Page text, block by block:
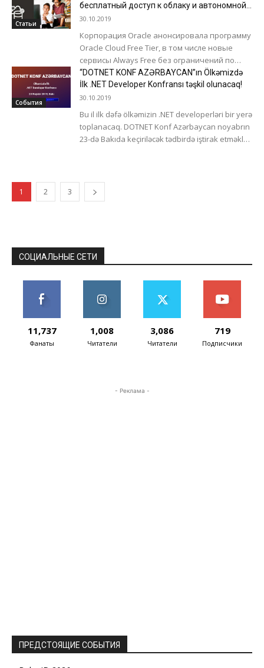
Университета. Компания Nar выделила
стипендию в размере 200 манатов на 2019-
2020 учебный...
Статьи
бесплатный доступ к облаку и автономной
базе данных
30.10.2019
Корпорация Oracle анонсировала программу
Oracle Cloud Free Tier, в том числе новые
сервисы Always Free без ограничений по
времени, чтобы каждый мог опробовать
первую...
События
“DOTNET KONF AZƏRBAYCAN”ın Ölkəmizdə
İlk .NET Developer Konfransı təşkil olunacaq!
30.10.2019
Bu il ilk dəfə ölkəmizin .NET developerləri bir yerə
toplanacaq. DOTNET Konf Azərbaycan noyabrın
23-də Bakıda keçiriləcək tədbirdə iştirak etməklə
1 2 3
СОЦИАЛЬНЫЕ СЕТИ
11,737
Фанаты
1,008
Читатели
3,086
Читатели
719
Подписчики
- Реклама -
ПРЕДСТОЯЩИЕ СОБЫТИЯ